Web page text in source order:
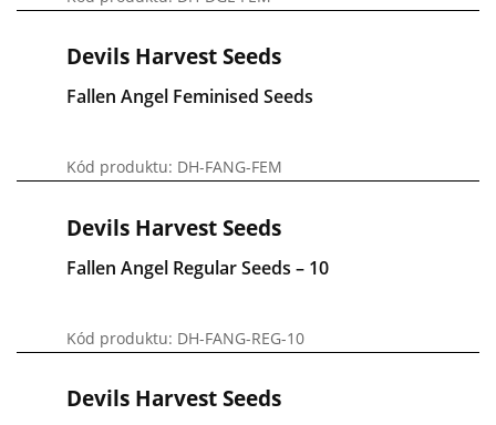
Devils Harvest Seeds
Fallen Angel Feminised Seeds
Kód produktu: DH-FANG-FEM
Devils Harvest Seeds
Fallen Angel Regular Seeds – 10
Kód produktu: DH-FANG-REG-10
Devils Harvest Seeds